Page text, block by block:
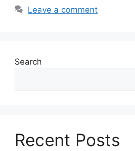
Leave a comment
Search
Recent Posts